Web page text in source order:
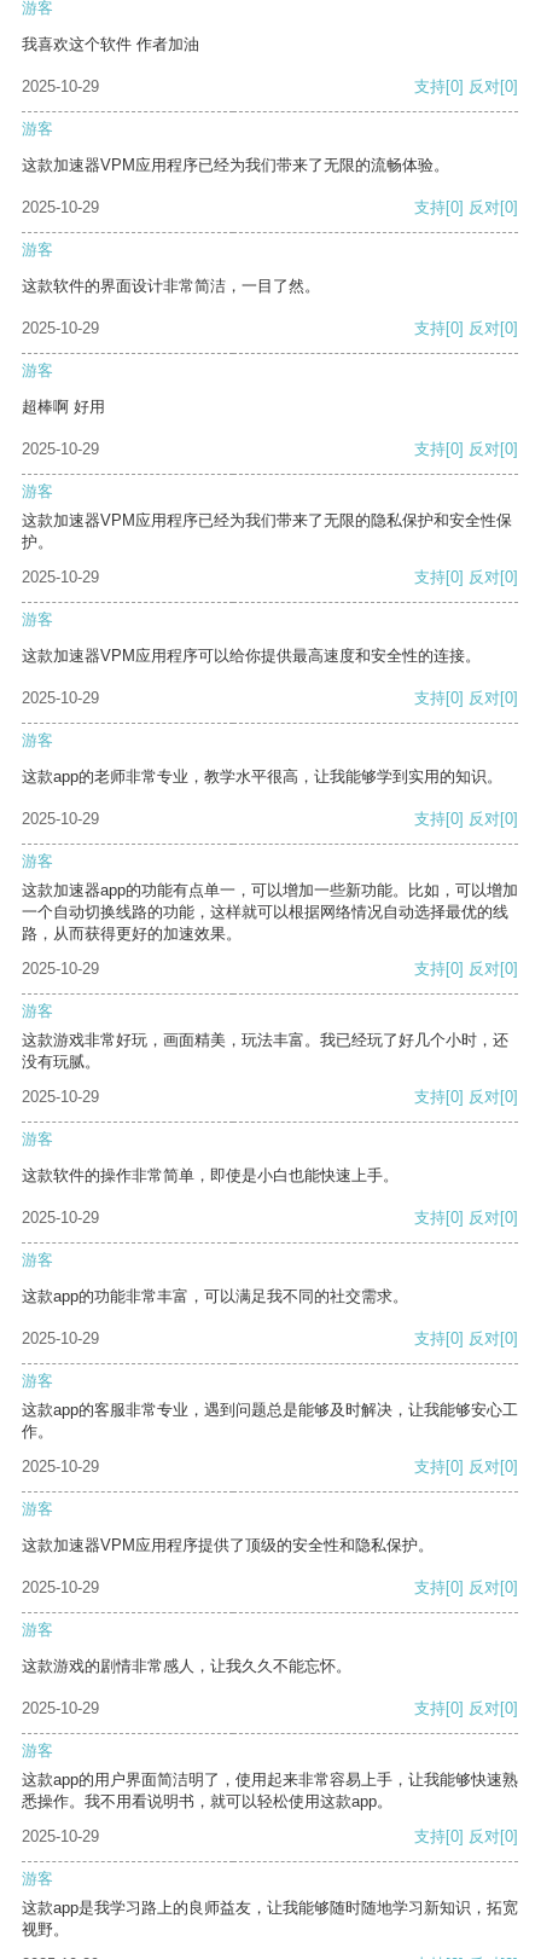
游客
我喜欢这个软件 作者加油
2025-10-29 支持[0] 反对[0]
游客
这款加速器VPM应用程序已经为我们带来了无限的流畅体验。
2025-10-29 支持[0] 反对[0]
游客
这款软件的界面设计非常简洁，一目了然。
2025-10-29 支持[0] 反对[0]
游客
超棒啊 好用
2025-10-29 支持[0] 反对[0]
游客
这款加速器VPM应用程序已经为我们带来了无限的隐私保护和安全性保
护。
2025-10-29
支持[0] 反对[0]
游客
这款加速器VPM应用程序可以给你提供最高速度和安全性的连接。
2025-10-29 支持[0] 反对[0]
游客
这款app的老师非常专业，教学水平很高，让我能够学到实用的知识。
2025-10-29 支持[0] 反对[0]
游客
这款加速器app的功能有点单一，可以增加一些新功能。比如，可以增加
一个自动切换线路的功能，这样就可以根据网络情况自动选择最优的线
路，从而获得更好的加速效果。
2025-10-29
支持[0] 反对[0]
游客
这款游戏非常好玩，画面精美，玩法丰富。我已经玩了好几个小时，还
没有玩腻。
2025-10-29
支持[0] 反对[0]
游客
这款软件的操作非常简单，即使是小白也能快速上手。
2025-10-29 支持[0] 反对[0]
游客
这款app的功能非常丰富，可以满足我不同的社交需求。
2025-10-29 支持[0] 反对[0]
游客
这款app的客服非常专业，遇到问题总是能够及时解决，让我能够安心工
作。
2025-10-29
支持[0] 反对[0]
游客
这款加速器VPM应用程序提供了顶级的安全性和隐私保护。
2025-10-29 支持[0] 反对[0]
游客
这款游戏的剧情非常感人，让我久久不能忘怀。
2025-10-29 支持[0] 反对[0]
游客
这款app的用户界面简洁明了，使用起来非常容易上手，让我能够快速熟
悉操作。我不用看说明书，就可以轻松使用这款app。
2025-10-29
支持[0] 反对[0]
游客
这款app是我学习路上的良师益友，让我能够随时随地学习新知识，拓宽
视野。